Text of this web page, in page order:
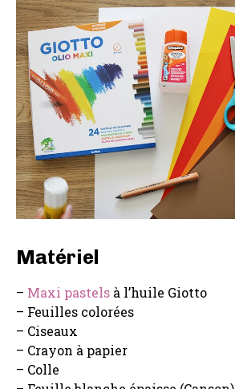
Matériel
– Maxi pastels à l’huile Giotto
– Feuilles colorées
– Ciseaux
– Crayon à papier
– Colle